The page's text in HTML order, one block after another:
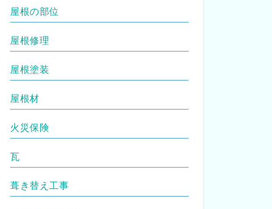
屋根の部位
屋根修理
屋根塗装
屋根材
火災保険
瓦
葺き替え工事